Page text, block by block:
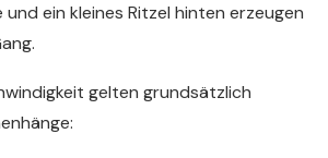
ein kleines Ritzel hinten erzeugen
gelten grundsätzlich